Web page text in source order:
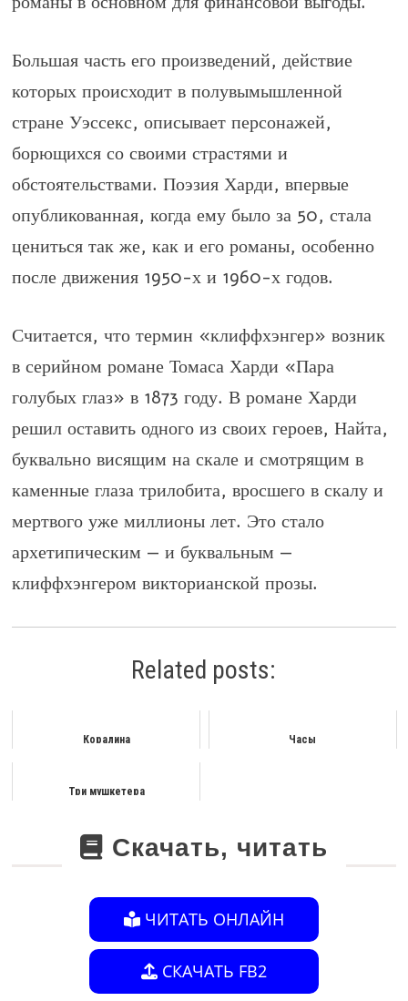
Большая часть его произведений, действие
которых происходит в полувымышленной
стране Уэссекс, описывает персонажей,
борющихся со своими страстями и
обстоятельствами. Поэзия Харди, впервые
опубликованная, когда ему было за 50, стала
цениться так же, как и его романы, особенно
после движения 1950-х и 1960-х годов.
Считается, что термин «клиффхэнгер» возник
в серийном романе Томаса Харди «Пара
голубых глаз» в 1873 году. В романе Харди
решил оставить одного из своих героев, Найта,
буквально висящим на скале и смотрящим в
каменные глаза трилобита, вросшего в скалу и
мертвого уже миллионы лет. Это стало
архетипическим — и буквальным —
клиффхэнгером викторианской прозы.
Related posts:
Коралина Часы
Три мушкетера
Скачать, читать
ЧИТАТЬ ОНЛАЙН
СКАЧАТЬ FB2